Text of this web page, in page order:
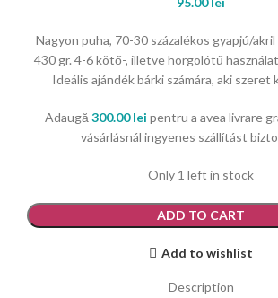
Nagyon puha, 70-30 százalékos gyapjú/
430 gr. 4-6 kötő-, illetve horgolótű
Ideális ajándék bárki számára, aki szeret
Adaugă 300.00lei pentru a avea livrare
vásárlásnál ingyenes szállítást
Only 1 left in stock
Merinó-akril fonalcsomag quantity
ADD TO CART
Add to wishlist
Description